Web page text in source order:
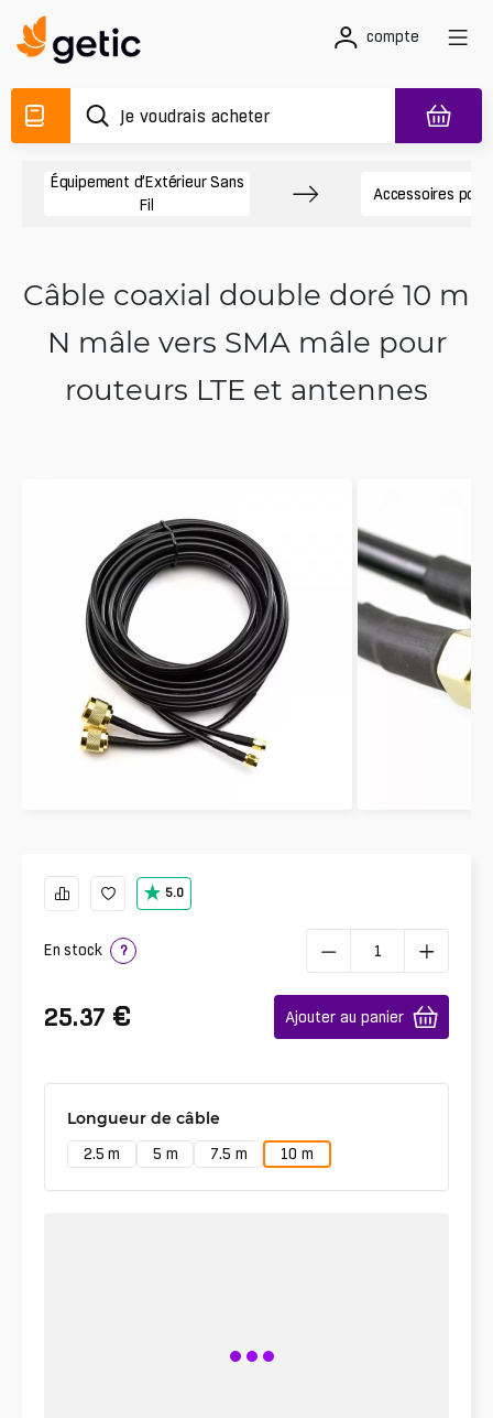
compte
Équipement d’Extérieur Sans
Fil
Accessoires
Câble coaxial double doré 10 m
N mâle vers SMA mâle pour
routeurs LTE et antennes
5.0
En stock ?
25.37 € Ajouter au panier
Longueur de câble
2.5 m 5 m 7.5 m 10 m